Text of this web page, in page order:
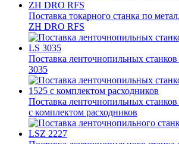
Поставка токарного станка по
ZH DRO RFS
Поставка ленточнопильных
3035
Поставка ленточнопильных
с комплектом расходников